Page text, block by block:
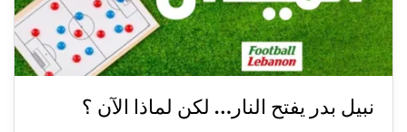
نبيل بدر يفتح النار… لكن لماذا الآن ؟